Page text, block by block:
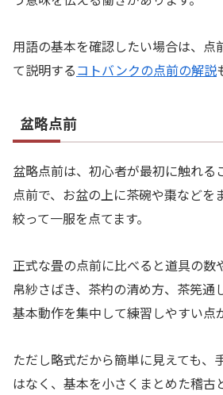
用語の基本を確認したい場合は、点
て説明するコトバンクの点前の解説
盆略点前
盆略点前は、初心者が最初に触れる
点前で、お盆の上に茶碗や棗などを
絞って一服を点てます。
正式な畳の点前に比べると道具の数
帛紗さばき、茶杓の清め方、茶筅通
基本動作を集中して練習しやすい点
ただし略式だから簡単に見えても、
はなく、基本を小さくまとめた稽古